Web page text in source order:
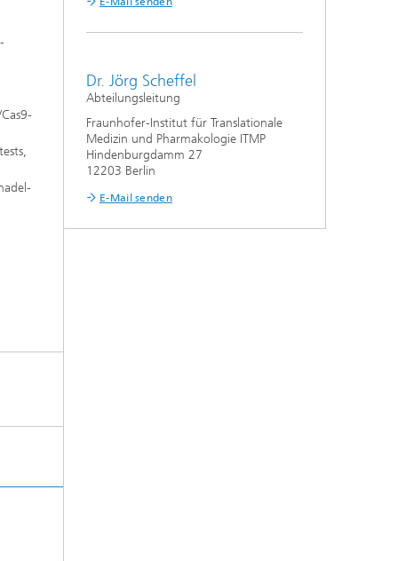
Dr. Jörg Scheffel
Abteilungsleitung
Fraunhofer-Institut für Translationale
Medizin und Pharmakologie ITMP
Hindenburgdamm 27
12203 Berlin
E-Mail senden